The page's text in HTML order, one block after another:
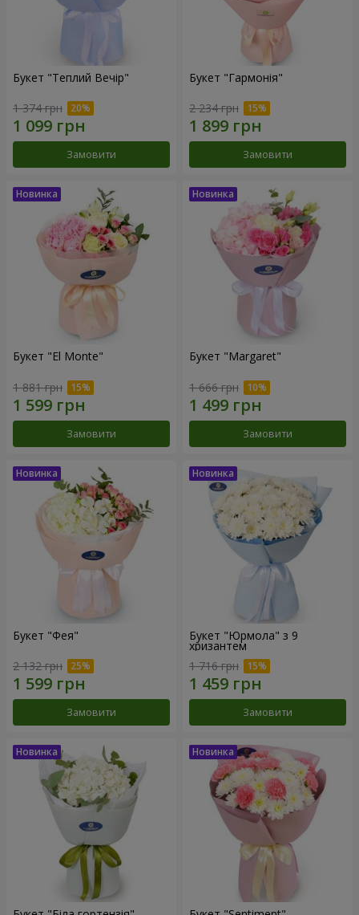
Букет "Теплий Вечір"
1 374 грн
Замовити
Букет "Гармонія"
2 234 грн
Замовити
Букет "El Monte"
1 881 грн
Замовити
Букет "Margaret"
1 666 грн
Замовити
Букет "Фея"
2 132 грн
Замовити
Букет "Юрмола" з 9
хризантем
1 716 грн
Замовити